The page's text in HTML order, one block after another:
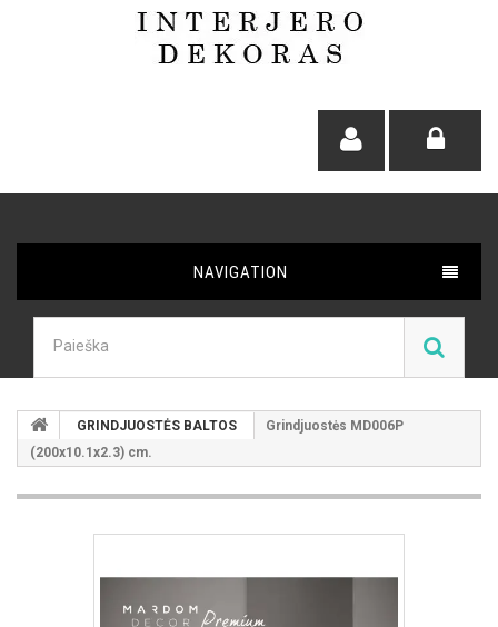
NAVIGATION
GRINDJUOSTĖS BALTOS
Grindjuostės MD006P
(200x10.1x2.3) cm.